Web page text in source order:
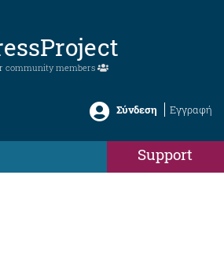
community members
Σύνδεση Εγγραφή
Support